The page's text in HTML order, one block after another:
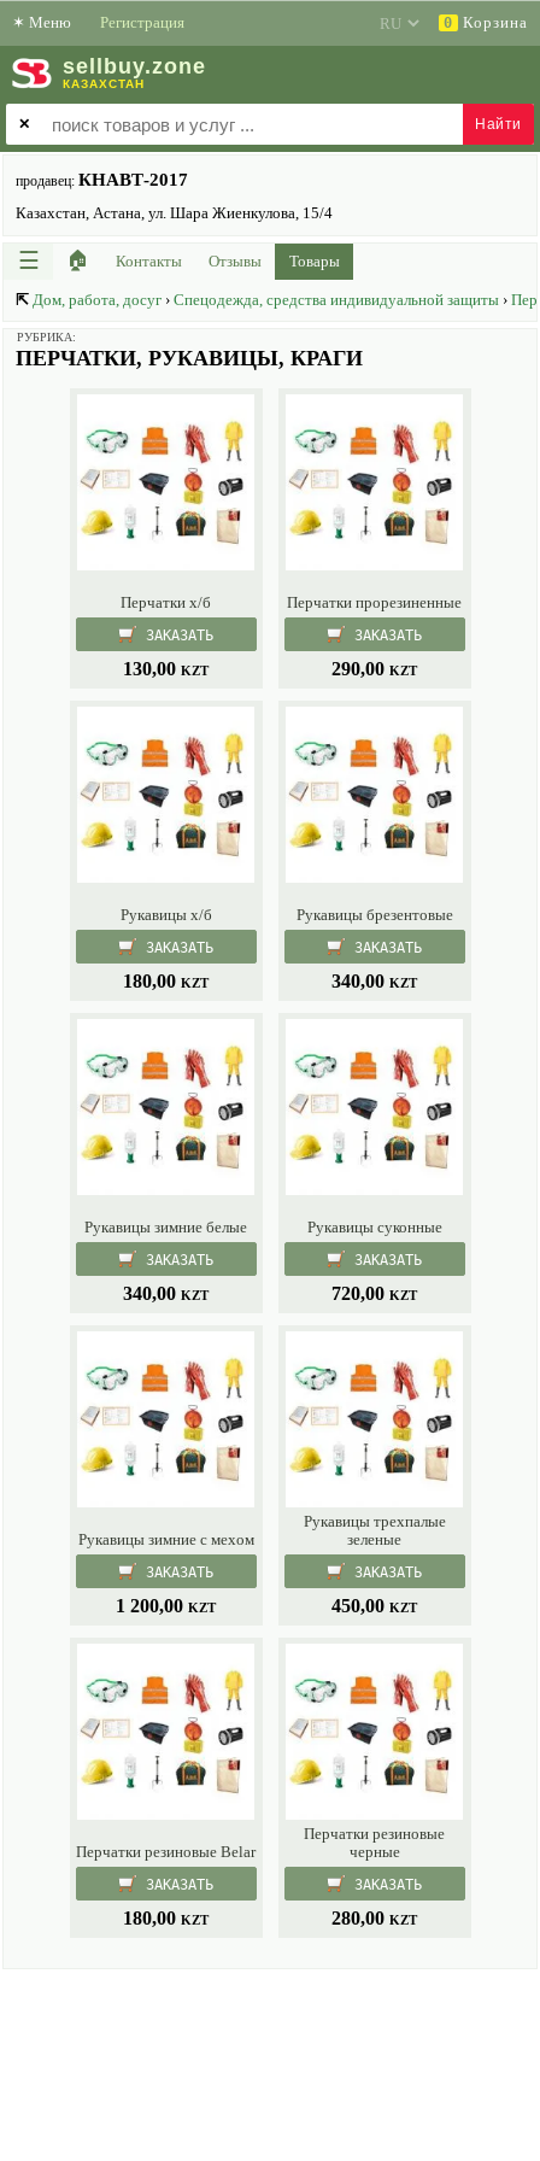
✶ Меню Регистрация 0 Корзина
sell buy.zone
КАЗАХСТАН
✕
продавец: КНАВТ-2017
Казахстан, Астана, ул. Шара Жиенкулова, 15/4
☰ 🏠 Контакты Отзывы Товары
⇱ Дом, работа, досуг › Спецодежда, средства индивидуальной защиты ›
РУБРИКА:
ПЕРЧАТКИ, РУКАВИЦЫ, КРАГИ
ЗАКАЗАТЬ
130,00 KZT
Перчатки х/б
ЗАКАЗАТЬ
290,00 KZT
Перчатки прорезиненные
ЗАКАЗАТЬ
180,00 KZT
Рукавицы х/б
ЗАКАЗАТЬ
340,00 KZT
Рукавицы брезентовые
ЗАКАЗАТЬ
340,00 KZT
Рукавицы зимние белые
ЗАКАЗАТЬ
720,00 KZT
Рукавицы суконные
ЗАКАЗАТЬ
1 200,00 KZT
Рукавицы зимние с мехом
ЗАКАЗАТЬ
450,00 KZT
Рукавицы трехпалые
зеленые
ЗАКАЗАТЬ
180,00 KZT
Перчатки резиновые Belar
ЗАКАЗАТЬ
280,00 KZT
Перчатки резиновые
черные